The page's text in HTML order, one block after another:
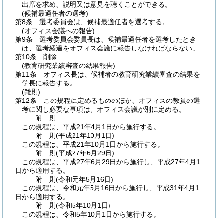
出席を求め、説明又は意見を聴くことができる。
(候補最適任者の選考)
第8条
選考委員会は、候補最適任者を選考する。
(オフィス会議への報告)
第9条
選考委員会委員長は、候補最適任者を選考したとき
は、選考経過をオフィス会議に報告しなければならない。
第10条
削除
(教育研究業績審査の結果報告)
第11条
オフィス長は、候補者の教育研究業績審査の結果を
学長に報告する。
(雑則)
第12条
この規程に定めるもののほか、オフィスの教員の選
考に関し必要な事項は、オフィス会議が別に定める。
附 則
この規程は、平成21年4月1日から施行する。
附 則(平成21年10月1日)
この規程は、平成21年10月1日から施行する。
附 則(平成27年6月29日)
この規程は、平成27年6月29日から施行し、平成27年4月1
日から適用する。
附 則(令和元年5月16日)
この規程は、令和元年5月16日から施行し、平成31年4月1
日から適用する。
附 則(令和5年10月1日)
この規程は、令和5年10月1日から施行する。